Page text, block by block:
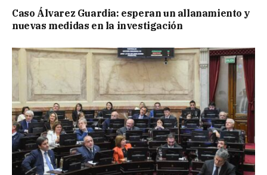
Caso Álvarez Guardia: esperan un allanamiento y
nuevas medidas en la investigación